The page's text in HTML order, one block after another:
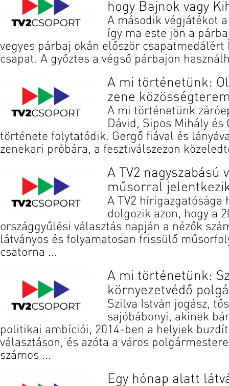
hogy Bajnok vagy
A második végjátékot
így ma este jön a
vegyes párbaj okán először csapatmedálért
csapat. A győztes a végső párbajon
A mi történetünk:
zene
A mi történetünk
Dávid, Sipos Mihály és
története folytatódik. Gergő fiával és
zenekari próbára, a fesztiválszezon
A TV2 nagyszabású
műsorral
A TV2 hírigazgatósága
dolgozik azon, hogy a
országgyűlési választás napján a nézők
látványos és folyamatosan frissülő
csatorna ...
A mi történetünk:
környezetvédő
Szilva István jogász,
sajóbábonyi, akinek
politikai ambíciói, 2014-ben a helyiek
választáson, és azóta a város
számos ...
Egy hónap alatt